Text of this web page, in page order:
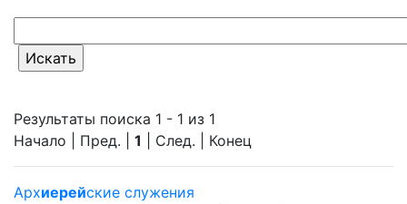
Результаты поиска 1 - 1 из 1
Начало | Пред. | 1 | След. | Конец
Архиерейские служения